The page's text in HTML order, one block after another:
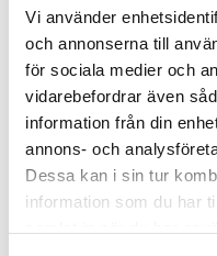
Vi använder
och annonserna till
för sociala medier och
vidarebefordrar även
information från din
annons- och
Dessa kan i sin tur
information som du har
4
3,8L/
Mer